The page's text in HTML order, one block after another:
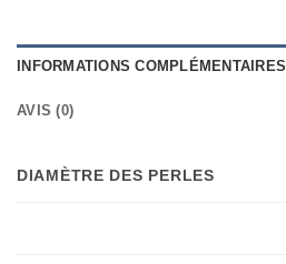
INFORMATIONS COMPLÉMENTAIRES
AVIS (0)
DIAMÈTRE DES PERLES